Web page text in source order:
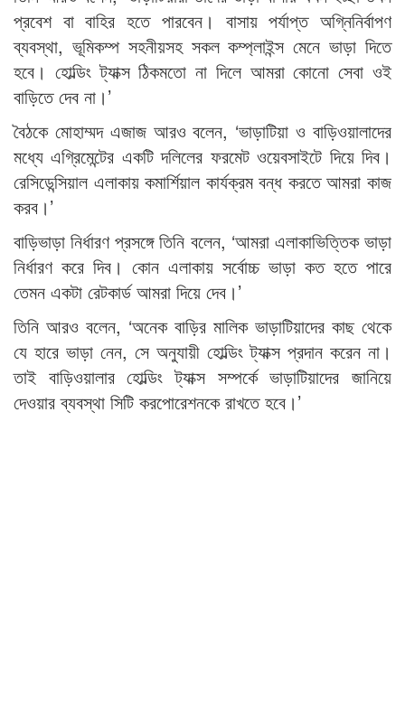
প্রবেশ বা বাহির হতে পারবেন। বাসায় পর্যাপ্ত অগ্নিনির্বাপণ
ব্যবস্থা, ভূমিকম্প সহনীয়সহ সকল কম্প্লাইন্স মেনে ভাড়া দিতে
হবে। হোল্ডিং ট্যাক্স ঠিকমতো না দিলে আমরা কোনো সেবা ওই
বাড়িতে দেব না।’
বৈঠকে মোহাম্মদ এজাজ আরও বলেন, ‘ভাড়াটিয়া ও বাড়িওয়ালাদের
মধ্যে এগ্রিমেন্টের একটি দলিলের ফরমেট ওয়েবসাইটে দিয়ে দিব।
রেসিডেন্সিয়াল এলাকায় কমার্শিয়াল কার্যক্রম বন্ধ করতে আমরা কাজ
করব।’
বাড়িভাড়া নির্ধারণ প্রসঙ্গে তিনি বলেন, ‘আমরা এলাকাভিত্তিক ভাড়া
নির্ধারণ করে দিব। কোন এলাকায় সর্বোচ্চ ভাড়া কত হতে পারে
তেমন একটা রেটকার্ড আমরা দিয়ে দেব।’
তিনি আরও বলেন, ‘অনেক বাড়ির মালিক ভাড়াটিয়াদের কাছ থেকে
যে হারে ভাড়া নেন, সে অনুযায়ী হোল্ডিং ট্যাক্স প্রদান করেন না।
তাই বাড়িওয়ালার হোল্ডিং ট্যাক্স সম্পর্কে ভাড়াটিয়াদের জানিয়ে
দেওয়ার ব্যবস্থা সিটি করপোরেশনকে রাখতে হবে।’